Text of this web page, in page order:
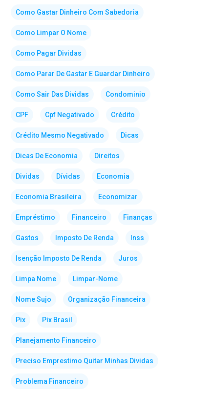
Como Gastar Dinheiro Com Sabedoria
Como Limpar O Nome
Como Pagar Dividas
Como Parar De Gastar E Guardar Dinheiro
Como Sair Das Dividas Condominio
CPF Cpf Negativado Crédito
Crédito Mesmo Negativado Dicas
Dicas De Economia Direitos
Dividas Dívidas Economia
Economia Brasileira Economizar
Empréstimo Financeiro Finanças
Gastos Imposto De Renda Inss
Isenção Imposto De Renda Juros
Limpa Nome Limpar-Nome
Nome Sujo Organização Financeira
Pix Pix Brasil
Planejamento Financeiro
Preciso Emprestimo Quitar Minhas Dividas
Problema Financeiro